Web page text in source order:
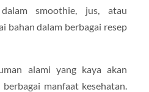
smoothie, jus, atau
bahan dalam berbagai resep
alami yang kaya akan
manfaat kesehatan.